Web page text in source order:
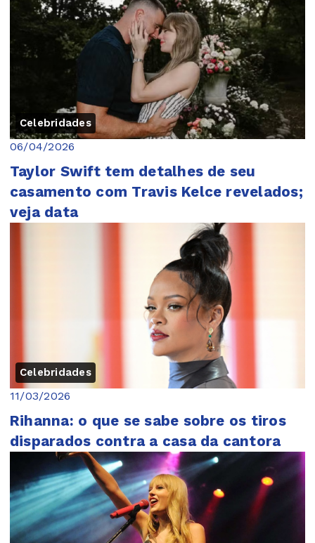
Celebridades
06/04/2026
Taylor Swift tem detalhes de seu
casamento com Travis Kelce revelados;
veja data
Celebridades
11/03/2026
Rihanna: o que se sabe sobre os tiros
disparados contra a casa da cantora